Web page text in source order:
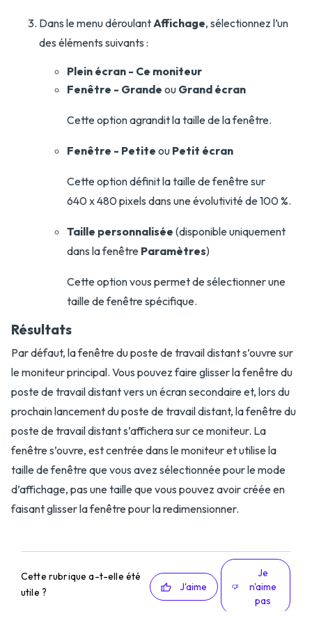
Dans le menu déroulantAffichage, sélectionnez l’un
des éléments suivants :
Plein écran - Ce moniteur
Fenêtre - Grande ou Grand écran
Cette option agrandit la taille de la fenêtre.
Fenêtre - Petite ou Petit écran
Cette option définit la taille de fenêtre sur
640 x 480 pixels dans une évolutivité de 100 %.
Taille personnalisée (disponible uniquement
dans la fenêtre Paramètres)
Cette option vous permet de sélectionner une
taille de fenêtre spécifique.
Résultats
Par défaut, la fenêtre du poste de travail distant s’ouvre sur
le moniteur principal. Vous pouvez faire glisser la fenêtre du
poste de travail distant vers un écran secondaire et, lors du
prochain lancement du poste de travail distant, la fenêtre du
poste de travail distant s’affichera sur ce moniteur. La
fenêtre s’ouvre, est centrée dans le moniteur et utilise la
taille de fenêtre que vous avez sélectionnée pour le mode
d’affichage, pas une taille que vous pouvez avoir créée en
faisant glisser la fenêtre pour la redimensionner.
Cette rubrique a-t-elle été
utile ?
J'aime
Je
n'aime
pas